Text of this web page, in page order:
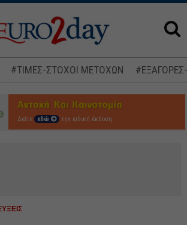
#ΤΙΜΕΣ-ΣΤΟΧΟΙ ΜΕΤΟΧΩΝ
Δείτε εδώ την ειδική έκδοση